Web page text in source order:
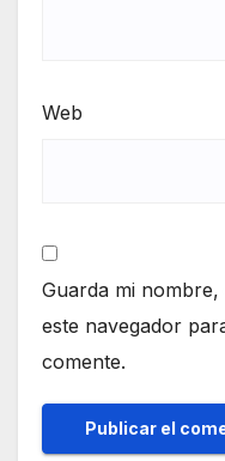
Web
Guarda mi
este navegador
comente.